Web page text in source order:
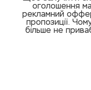
оголошення
рекламний
пропозиції.
більше не